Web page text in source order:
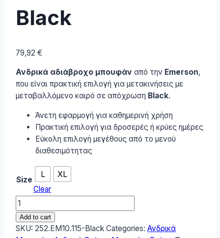
Black
79,92 €
Ανδρικά αδιάβροχο μπουφάν από την Emerson,
που είναι πρακτική επιλογή για μετακινήσεις με
μεταβαλλόμενο καιρό σε απόχρωση Black.
Άνετη εφαρμογή για καθημερινή χρήση
Πρακτική επιλογή για δροσερές ή κρύες ημέρες
Εύκολη επιλογή μεγέθους από το μενού
διαθεσιμότητας
Size
L XL
Clear
Emerson
Ανδρικό
Μπουφάν
Add to cart
SKU: 252.EM10.115-Black Categories: Ανδρικά